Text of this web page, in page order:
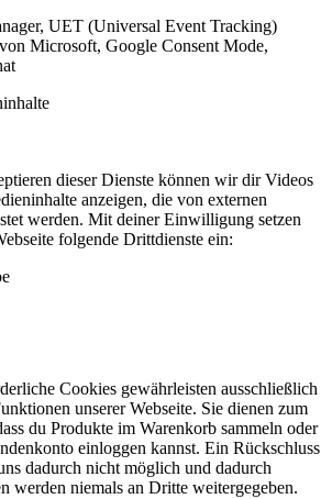
UET (Universal Event Tracking)
Microsoft, Google Consent Mode,
dieser Dienste können wir dir Videos
anzeigen, die von externen
werden. Mit deiner Einwilligung setzen
folgende Drittdienste ein:
Cookies gewährleisten ausschließlich
unserer Webseite. Sie dienen zum
du Produkte im Warenkorb sammeln oder
einloggen kannst. Ein Rückschluss
dadurch nicht möglich und dadurch
werden niemals an Dritte weitergegeben.